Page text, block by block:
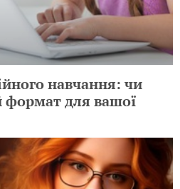
навчання: чи
формат для вашої